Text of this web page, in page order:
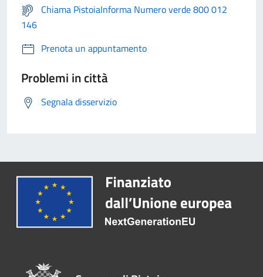
Chiama PistoiaInforma Numero verde 800 012
146
Prenota un appuntamento
Problemi in città
Segnala disservizio